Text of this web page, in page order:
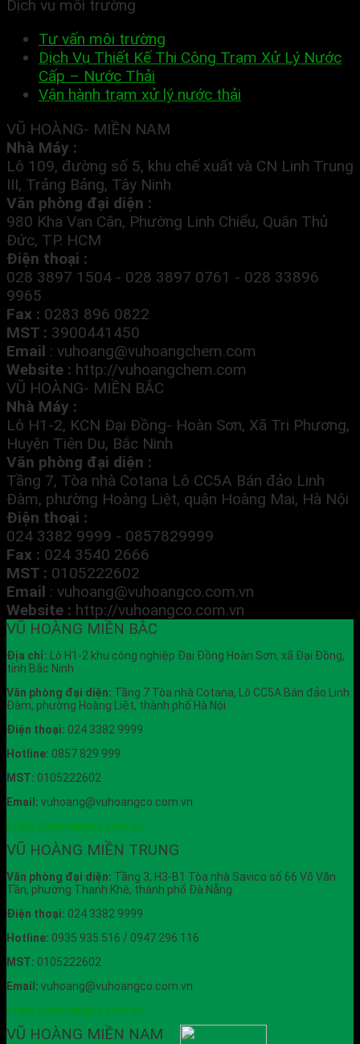
Dịch vụ môi trường
Tư vấn môi trường
Dịch Vụ Thiết Kế Thi Công Trạm Xử Lý Nước
Cấp – Nước Thải
Vận hành trạm xử lý nước thải
VŨ HOÀNG- MIỀN NAM
Nhà Máy :
Lô 109, đường số 5, khu chế xuất và CN Linh Trung
III, Trảng Bảng, Tây Ninh
Văn phòng đại diện :
980 Kha Vạn Cận, Phường Linh Chiểu, Quận Thủ
Đức, TP. HCM
Điện thoại :
028 3897 1504 - 028 3897 0761 - 028 33896
9965
Fax : 0283 896 0822
MST : 3900441450
Email : vuhoang@vuhoangchem.com
Website : http://vuhoangchem.com
VŨ HOÀNG- MIỀN BẮC
Nhà Máy :
Lô H1-2, KCN Đại Đồng- Hoàn Sơn, Xã Tri Phương,
Huyện Tiên Du, Bắc Ninh
Văn phòng đại diện :
Tầng 7, Tòa nhà Cotana Lô CC5A Bán đảo Linh
Đàm, phường Hoàng Liệt, quận Hoàng Mai, Hà Nội
Điện thoại :
024 3382 9999 - 0857829999
Fax : 024 3540 2666
MST : 0105222602
Email : vuhoang@vuhoangco.com.vn
Website : http://vuhoangco.com.vn
VŨ HOÀNG MIỀN BẮC
Địa chỉ: Lô H1-2 khu công nghiệp Đại Đồng Hoàn Sơn, xã Đại Đồng,
tỉnh Bắc Ninh
Văn phòng đại diện: Tầng 7 Tòa nhà Cotana, Lô CC5A Bán đảo Linh
Đàm, phường Hoàng Liệt, thành phố Hà Nội
Điện thoại: 024 3382 9999
Hotline: 0857 829 999
MST: 0105222602
Email: vuhoang@vuhoangco.com.vn
https://vuhoangco.com.vn
VŨ HOÀNG MIỀN TRUNG
Văn phòng đại diện: Tầng 3, H3-B1 Tòa nhà Savico số 66 Võ Văn
Tần, phường Thanh Khê, thành phố Đà Nẵng
Điện thoại: 024 3382 9999
Hotline: 0935 935 516 / 0947 296 116
MST: 0105222602
Email: vuhoang@vuhoangco.com.vn
https://vuhoangco.com.vn
VŨ HOÀNG MIỀN NAM